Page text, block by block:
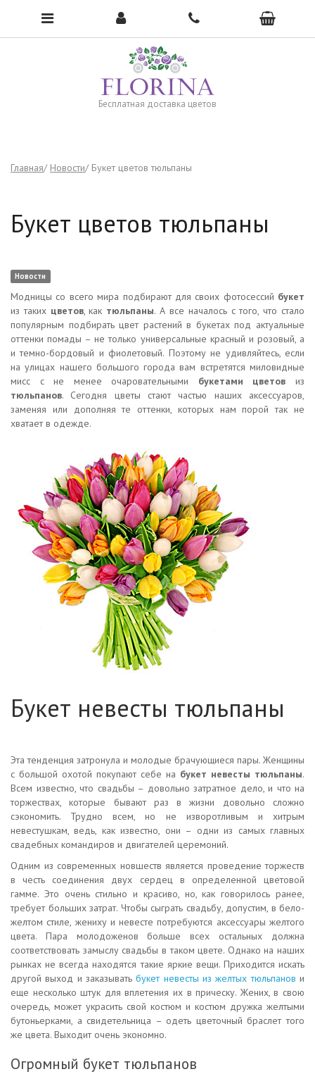
Бесплатная доставка цветов
Чтобы открыть меню, нажмите сюда →
Главная Новости Букет цветов тюльпаны
Букет цветов тюльпаны
Новости
Модницы со всего мира подбирают для своих фотосессий букет
из таких цветов, как тюльпаны. А все началось с того, что стало
популярным подбирать цвет растений в букетах под актуальные
оттенки помады – не только универсальные красный и розовый, а
и темно-бордовый и фиолетовый. Поэтому не удивляйтесь, если
на улицах нашего большого города вам встретятся миловидные
мисс с не менее очаровательными букетами цветов из
тюльпанов. Сегодня цветы стают частью наших аксессуаров,
заменяя или дополняя те оттенки, которых нам порой так не
хватает в одежде.
Букет невесты тюльпаны
Эта тенденция затронула и молодые брачующиеся пары. Женщины
с большой охотой покупают себе на букет невесты тюльпаны.
Всем известно, что свадьбы – довольно затратное дело, и что на
торжествах, которые бывают раз в жизни довольно сложно
сэкономить. Трудно всем, но не изворотливым и хитрым
невестушкам, ведь, как известно, они – одни из самых главных
свадебных командиров и двигателей церемоний.
Одним из современных новшеств является проведение торжеств
в честь соединения двух сердец в определенной цветовой
гамме. Это очень стильно и красиво, но, как говорилось ранее,
требует больших затрат. Чтобы сыграть свадьбу, допустим, в бело-
желтом стиле, жениху и невесте потребуются аксессуары желтого
цвета. Пара молодоженов больше всех остальных должна
соответствовать замыслу свадьбы в таком цвете. Однако на наших
рынках не всегда находятся такие яркие вещи. Приходится искать
другой выход и заказыватьбукет невесты из желтых тюльпанов и
еще несколько штук для вплетения их в прическу. Жених, в свою
очередь, может украсить свой костюм и костюм дружка желтыми
бутоньерками, а свидетельница – одеть цветочный браслет того
же цвета. Выходит очень экономно.
Огромный букет тюльпанов